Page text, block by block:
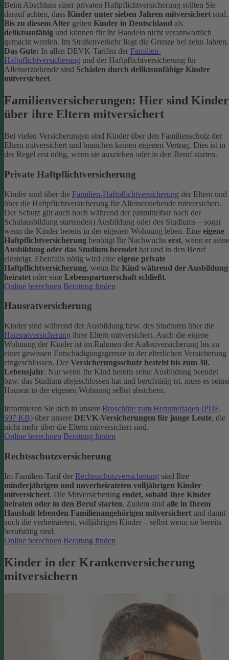
Beim Abschluss einer privaten Haftpflichtversicherung sollten Sie
darauf achten, dass Kinder unter sieben Jahren mitversichert sind.
Bis zu diesem Alter gelten Kinder in Deutschland als
deliktsunfähig und können für ihr Handeln nicht verantwortlich
gemacht werden. Im Straßenverkehr liegt die Grenze bei zehn Jahren.
Das Gute: In allen DEVK-Tarifen der Familien-
Haftpflichtversicherung und der Haftpflichtversicherung für
Alleinerziehende sind Schäden durch deliktsunfähige Kinder
mitversichert.
Familienversicherungen: Hier sind Kinder
über ihre Eltern mitversichert
Bei vielen Versicherungen sind Kinder über den Familienschutz der
Eltern mitversichert und brauchen keinen eigenen Vertrag. Dies ist in
der Regel erst nötig, wenn sie ausziehen oder in den Beruf starten.
Private Haftpflichtversicherung
Kinder sind über die Familien-Haftpflichtversicherung der Eltern und
über die Haftpflichtversicherung für Alleinerziehende mitversichert.
Der Schutz gilt auch noch während der (unmittelbar nach der
Schulausbildung startenden) Ausbildung oder des Studiums – sogar
wenn die Kinder bereits in der eigenen Wohnung leben. Eine eigene
Haftpflichtversicherung benötigt Ihr Nachwuchs erst, wenn er seine
Ausbildung oder das Studium beendet hat und in den Beruf
einsteigt. Ebenfalls nötig wird eine eigene private
Haftpflichtversicherung, wenn Ihr Kind während der Ausbildung
heiratet oder eine Lebenspartnerschaft schließt.
Online berechnen Beratung finden
Hausratversicherung
Kinder sind während der Ausbildung bzw. des Studiums über die
Hausratversicherung ihrer Eltern mitversichert. Auch die eigene
Wohnung der Kinder ist im Rahmen der Außenversicherung bis zu
einer gewissen Entschädigungsgrenze in der elterlichen Versicherung
eingeschlossen. Der Versicherungsschutz besteht bis zum 30.
Lebensjahr. Nur wenn Ihr Kind bereits seine Ausbildung beendet
bzw. das Studium abgeschlossen hat und berufstätig ist, muss es
Hausrat in der eigenen Wohnung selbst absichern.
Informieren Sie sich in unsere Broschüre zum Herunterladen (PDF,
697 KB) über unsere DEVK-Versicherungen für junge Leute, die
nicht mehr über die Eltern mitversichert sind.
Online berechnen Beratung finden
Rechtsschutzversicherung
Im Familien-Tarif der Rechtsschutzversicherung sind Ihre
minderjährigen und unverheirateten volljährigen Kinder
mitversichert. Die Mitversicherung endet, sobald Ihre Kinder
heiraten oder in den Beruf starten. Zudem sind alle in Ihrem
Haushalt lebenden Familienangehörigen mitversichert und damit
auch die verheirateten, volljährigen Kinder – selbst wenn sie bereits
berufstätig sind.
Online berechnen Beratung finden
Kinder in der Krankenversicherung
mitversichern